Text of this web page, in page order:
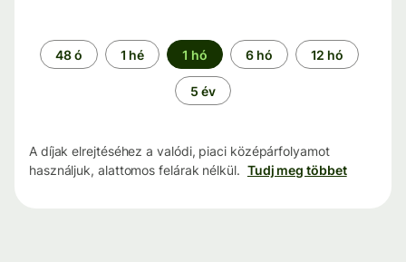
Időszak
48 ó 1 hé 1 hó 6 hó 12 hó
5 év
A díjak elrejtéséhez a valódi, piaci középárfolyamot
használjuk, alattomos felárak nélkül. Tudj meg többet